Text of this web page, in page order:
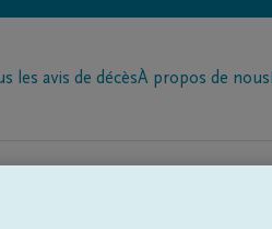
les avis de décèsÀ propos de nous